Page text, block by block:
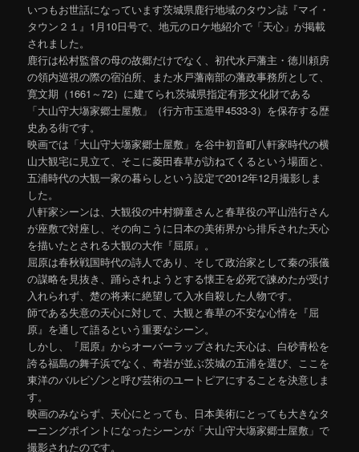
いつもお世話になっています茨城県鹿行地域のタウン誌『マイ・
タウン２１』1月10日号で、地元のロケ地紹介で「天心」が掲載
されました。
鹿行は松村監督の母の故郷だけでなく、初代水戸藩主・徳川頼房
の領内巡視の際の宿泊所、また水戸藩南部の藩政事務所として、
寛文期（1661～72）に建てられ茨城県指定有形文化財である
「大山守大塲家郷士屋敷」（行方市玉造甲4533-3）を保存する歴
史ある街です。
映画では「大山守大塲家郷士屋敷」を谷中初音町八軒家時代の横
山大観宅に見立て、そこに菱田春草が訪ねてくるという場面と、
五浦時代の大観一家の暮らしという設定で2012年12月撮影しま
した。
八軒家シーンは、大観役の中村獅童さんと春草役の平山浩行さん
が座敷で対座し、その向こうに日本の美術界から排斥された天心
を描いたとされる大観の大作『屈原』。
屈原は春秋戦国時代の詩人であり、そして政治家として秦の張儀
の謀略を見抜き、踊らされようとする懐王を必死で諫めたが受け
入れられず、楚の将来に絶望して入水自殺した人物です。
師である失意の天心に対して、大観と春草の不安な心情を『屈
原』を通して語るという重要なシーン。
しかし、『屈原』からオーバーラップされた天心は、白砂青松を
誇る福島の舞子浜でなく、奇岩が並ぶ茨城の五浦を選び、ここを
東洋のバルビゾンと呼び芸術のユートピアにすることを決意しま
す。
映画のみならず、天心にとっても、日本美術にとっても大きなタ
ーニングポイントになったシーンが「大山守大塲家郷士屋敷」で
撮影されたのです。